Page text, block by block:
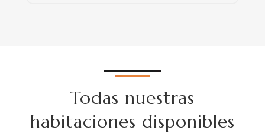
Todas nuestras
habitaciones disponibles